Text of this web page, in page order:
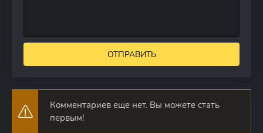
ОТПРАВИТЬ
Комментариев еще нет. Вы можете стать
первым!